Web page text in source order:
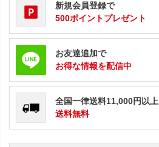
新規会員登録で
500ポイントプレゼント
お友達追加で
お得な情報を配信中
全国一律送料11,000円以上
送料無料